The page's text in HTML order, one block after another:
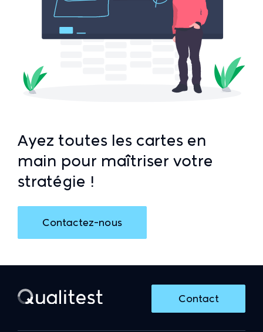
Ayez toutes les cartes en
main pour maîtriser votre
stratégie !
Contactez-nous
Contact